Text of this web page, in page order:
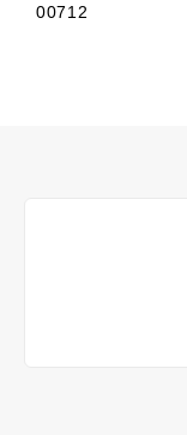
00712